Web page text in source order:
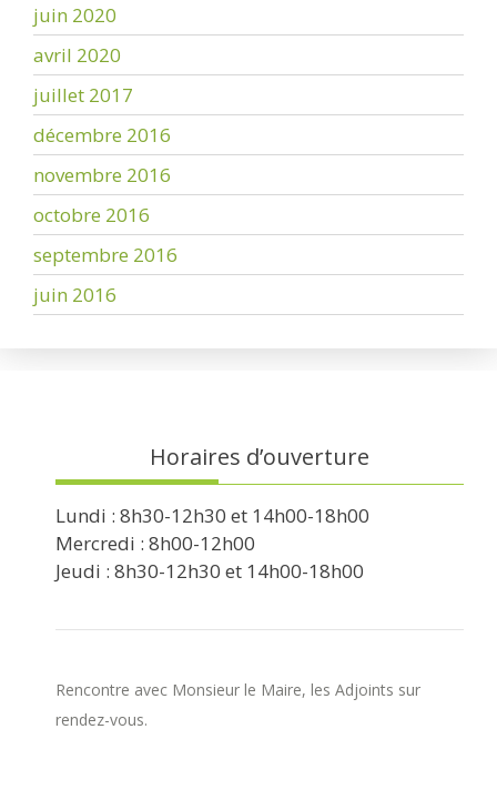
juin 2020
avril 2020
juillet 2017
décembre 2016
novembre 2016
octobre 2016
septembre 2016
juin 2016
Horaires d’ouverture
Lundi : 8h30-12h30 et 14h00-18h00
Mercredi : 8h00-12h00
Jeudi : 8h30-12h30 et 14h00-18h00
Rencontre avec Monsieur le Maire, les Adjoints sur
rendez-vous.